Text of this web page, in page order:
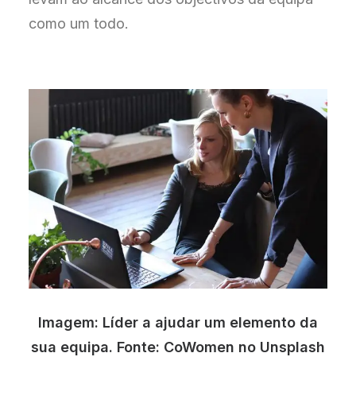
como um todo.
Imagem: Líder a ajudar um elemento da
sua equipa. Fonte: CoWomen no Unsplash